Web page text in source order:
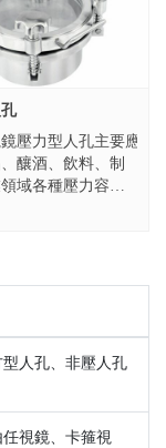
壓力型人孔主要應
釀酒、飲料、制
域各種壓力容器
人孔、非壓人孔
視鏡、卡箍視